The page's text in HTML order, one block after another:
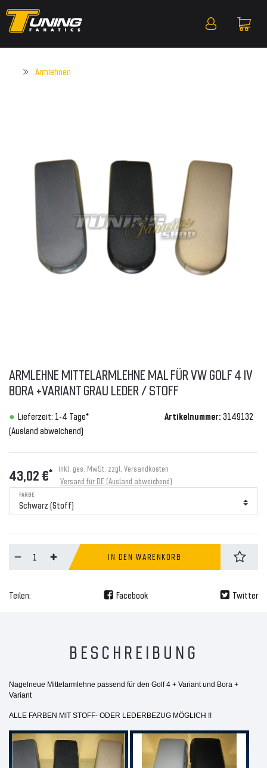
Armlehnen
ARMLEHNE MITTELARMLEHNE MAL FÜR VW GOLF 4 IV
BORA +VARIANT GRAU LEDER / STOFF
Lieferzeit: 1-4 Tage*
(Ausland abweichend)
Artikelnummer: 3149132
43,02 €* inkl. ges. MwSt. zzgl. Versandkosten
Versand für DE (Ausland abweichend)
FARBE
IN DEN WARENKORB
Teilen: Facebook Twitter
BESCHREIBUNG
Nagelneue Mittelarmlehne passend für den Golf 4 + Variant und Bora +
Variant
ALLE FARBEN MIT STOFF- ODER LEDERBEZUG MÖGLICH !!